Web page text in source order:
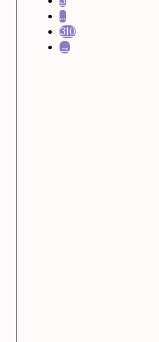
…
310
→